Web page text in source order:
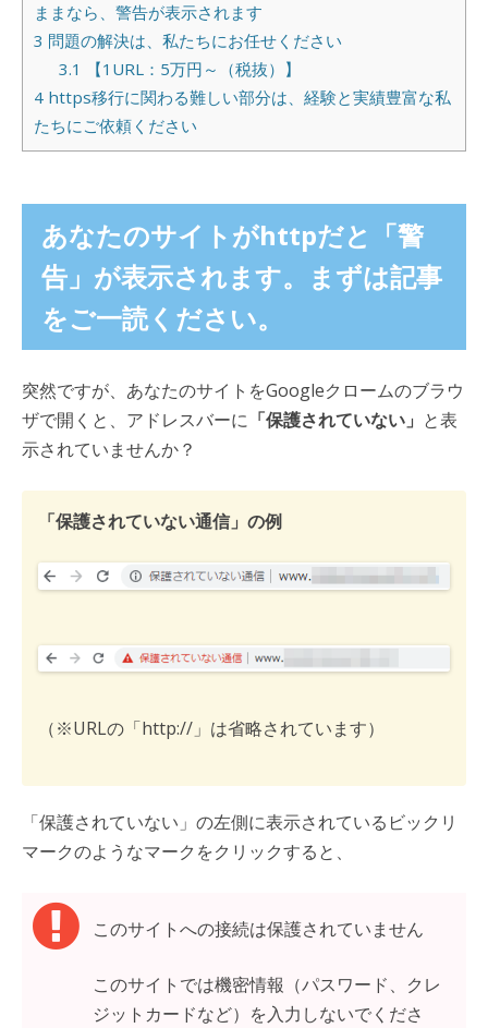
ままなら、警告が表示されます
3 問題の解決は、私たちにお任せください
3.1
【1URL：5万円～（税抜）】
4 https移行に関わる難しい部分は、経験と実績豊富な私
たちにご依頼ください
あなたのサイトがhttpだと「警
告」が表示されます。まずは記事
をご一読ください。
突然ですが、あなたのサイトをGoogleクロームのブラウ
ザで開くと、アドレスバーに 「保護されていない」 と表
示されていませんか？
「保護されていない通信」の例
（※URLの「http://」は省略されています）
「保護されていない」の左側に表示されているビックリ
マークのようなマークをクリックすると、
このサイトへの接続は保護されていません
このサイトでは機密情報（パスワード、クレ
ジットカードなど）を入力しないでくださ